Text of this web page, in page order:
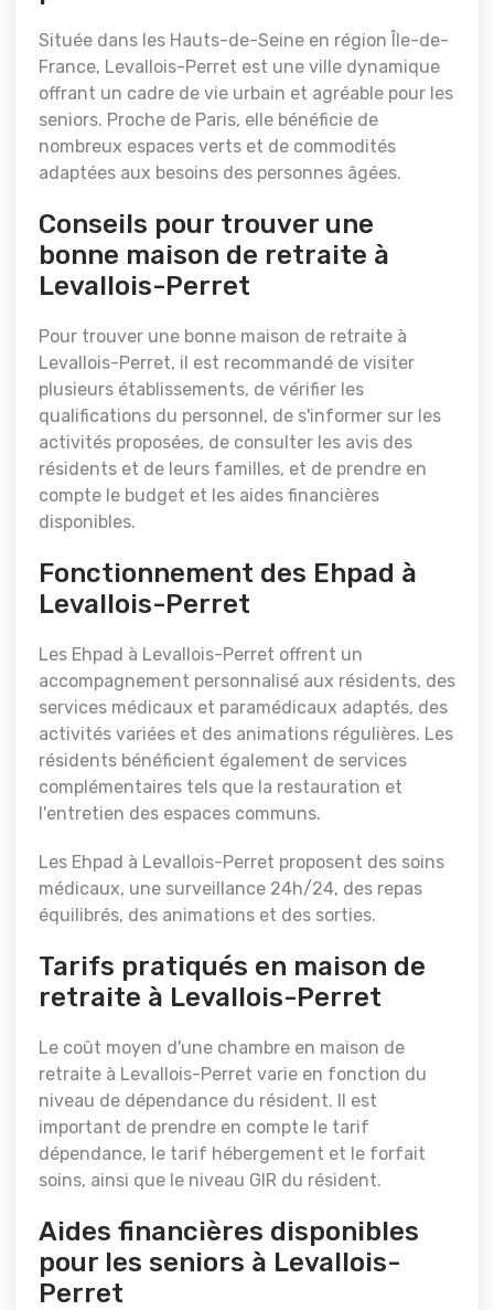
Située dans les Hauts-de-Seine en région Île-de-
France, Levallois-Perret est une ville dynamique
offrant un cadre de vie urbain et agréable pour les
seniors. Proche de Paris, elle bénéficie de
nombreux espaces verts et de commodités
adaptées aux besoins des personnes âgées.
Conseils pour trouver une
bonne maison de retraite à
Levallois-Perret
Pour trouver une bonne maison de retraite à
Levallois-Perret, il est recommandé de visiter
plusieurs établissements, de vérifier les
qualifications du personnel, de s'informer sur les
activités proposées, de consulter les avis des
résidents et de leurs familles, et de prendre en
compte le budget et les aides financières
disponibles.
Fonctionnement des Ehpad à
Levallois-Perret
Les Ehpad à Levallois-Perret offrent un
accompagnement personnalisé aux résidents, des
services médicaux et paramédicaux adaptés, des
activités variées et des animations régulières. Les
résidents bénéficient également de services
complémentaires tels que la restauration et
l'entretien des espaces communs.
Les Ehpad à Levallois-Perret proposent des soins
médicaux, une surveillance 24h/24, des repas
équilibrés, des animations et des sorties.
Tarifs pratiqués en maison de
retraite à Levallois-Perret
Le coût moyen d'une chambre en maison de
retraite à Levallois-Perret varie en fonction du
niveau de dépendance du résident. Il est
important de prendre en compte le tarif
dépendance, le tarif hébergement et le forfait
soins, ainsi que le niveau GIR du résident.
Aides financières disponibles
pour les seniors à Levallois-
Perret